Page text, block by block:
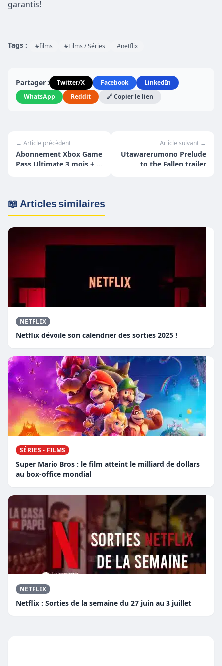
garantis!
Tags : #films #Films / Séries #netflix
Partager : Twitter/X Facebook
LinkedIn
WhatsApp
Reddit 🔗 Copier le lien
← Article précédent
Abonnement Xbox Game
Pass Ultimate 3 mois + 3
Article suivant →
Utawarerumono Prelude
to the Fallen trailer
📖 Articles similaires
NETFLIX
Netflix dévoile son calendrier des sorties 2025 !
SÉRIES - FILMS
Super Mario Bros : le film atteint le milliard de dollars
au box-office mondial
NETFLIX
Netflix : Sorties de la semaine du 27 juin au 3 juillet